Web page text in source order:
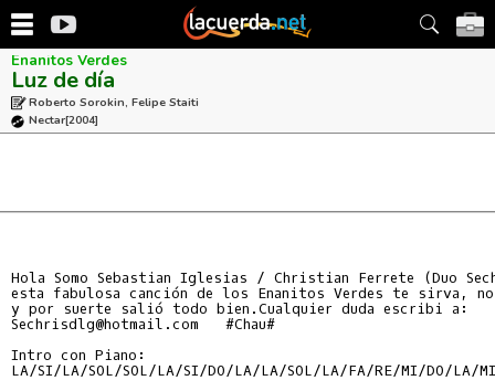
Enanitos Verdes
Luz de día
Roberto Sorokin, Felipe Staiti
Nectar[2004]
Hola Somo Sebastian Iglesias / Christian Ferrete (Duo
esta fabulosa canción de los Enanitos Verdes te sirva,
y por suerte salió todo bien.Cualquier duda escribi a:
Sechrisdlg@hotmail.com   #Chau#
Intro con Piano:
LA/SI/LA/SOL/SOL/LA/SI/DO/LA/LA/SOL/LA/FA/RE/MI/DO/LA/